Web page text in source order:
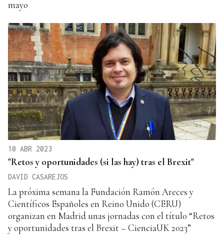
mayo
10 ABR 2023
"Retos y oportunidades (si las hay) tras el Brexit"
DAVID CASAREJOS
La próxima semana la Fundación Ramón Areces y
Científicos Españoles en Reino Unido (CERU)
organizan en Madrid unas jornadas con el título “Retos
y oportunidades tras el Brexit – CienciaUK 2023”